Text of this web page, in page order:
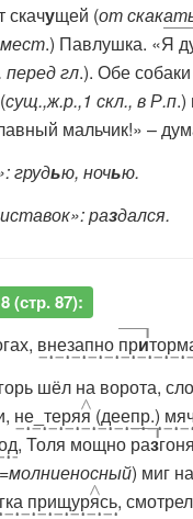
скачущей (от скак
.) Павлушка. «Я
перед гл.). Обе
(сущ.,ж.р.,1 скл., в Р.п.)
мальчик!» –
грудью, ночью.
раздался.
(стр. 87):
внезапно при
шёл на ворота,
не_теряя (деепр.)
, Толя мощно раз
=молниеносный) миг
прищурясь,